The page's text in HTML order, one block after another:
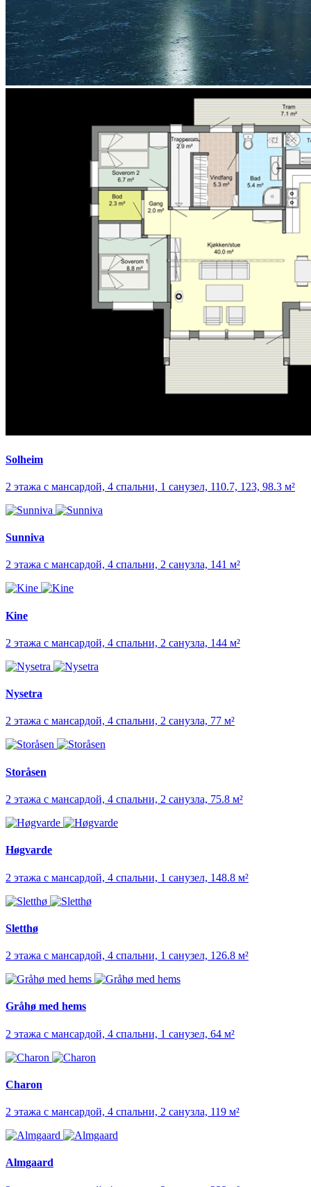
Solheim
2 этажа с мансардой, 4 спальни, 1 санузел, 110.7, 123, 98.3 м²
Sunniva
2 этажа с мансардой, 4 спальни, 2 санузла, 141 м²
Kine
2 этажа с мансардой, 4 спальни, 2 санузла, 144 м²
Nysetra
2 этажа с мансардой, 4 спальни, 2 санузла, 77 м²
Storåsen
2 этажа с мансардой, 4 спальни, 2 санузла, 75.8 м²
Høgvarde
2 этажа с мансардой, 4 спальни, 1 санузел, 148.8 м²
Sletthø
2 этажа с мансардой, 4 спальни, 1 санузел, 126.8 м²
Gråhø med hems
2 этажа с мансардой, 4 спальни, 1 санузел, 64 м²
Charon
2 этажа с мансардой, 4 спальни, 2 санузла, 119 м²
Almgaard